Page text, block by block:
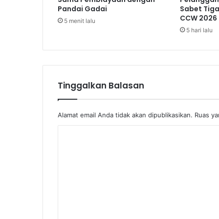
T
V
G
r
a
n
g
Pandai Gadai
5 menit lalu
Sabet
CCW 2026
5 hari lalu
Tinggalkan Balasan
Alamat email Anda tidak akan dipublikasikan. Ruas